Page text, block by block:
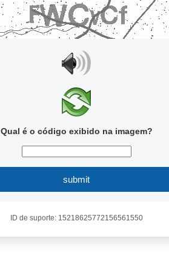
Qual é o código exibido na imagem?
submit
ID de suporte: 15218625772156561550